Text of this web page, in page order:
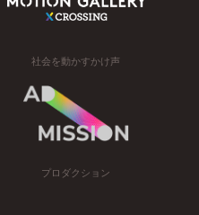
社会を動かすかけ声
プロダクション